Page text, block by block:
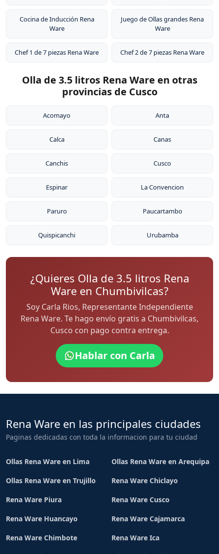
Cocina de Inducción Rena
Ware
Juego de Ollas grandes Rena
Ware
Chef 1 de 7 piezas Rena Ware Chef 2 de 7 piezas Rena Ware
Olla de 3.5 litros Rena Ware en otras
provincias de Cusco
Acomayo Anta
Calca Canas
Canchis Cusco
Espinar La Convencion
Paruro Paucartambo
Quispicanchi Urubamba
¿Quieres Olla de 3.5 litros Rena
Ware en Chumbivilcas?
Soy Carla Rios, Representante Independiente
Rena Ware. Te hago envío gratis a Chumbivilcas,
Cusco con pago contra entrega.
Hablar con Carla
Rena Ware en las principales ciudades
Paginas dedicadas con toda la informacion para tu ciudad
Ollas Rena Ware en Lima Ollas Rena Ware en Arequipa
Ollas Rena Ware en Trujillo Rena Ware Chiclayo
Rena Ware Piura Rena Ware Cusco
Rena Ware Huancayo Rena Ware Cajamarca
Rena Ware Chimbote Rena Ware Ica